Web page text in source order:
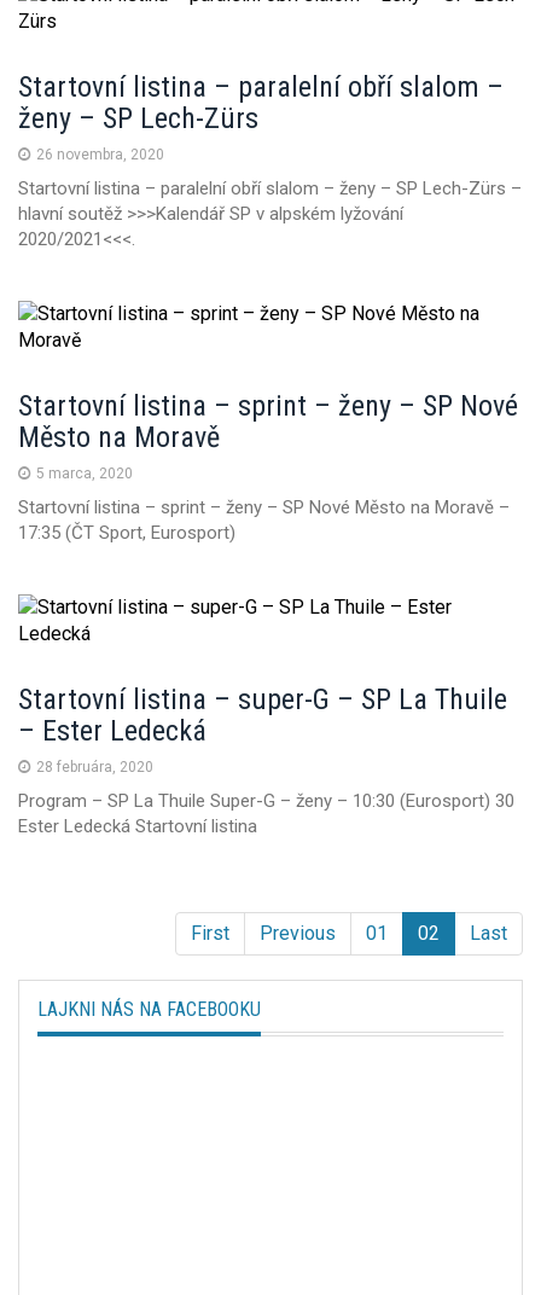
Startovní listina – paralelní obří slalom –
ženy – SP Lech-Zürs
26 novembra, 2020
Startovní listina – paralelní obří slalom – ženy – SP Lech-Zürs –
hlavní soutěž >>>Kalendář SP v alpském lyžování
2020/2021<<<.
Startovní listina – sprint – ženy – SP Nové
Město na Moravě
5 marca, 2020
Startovní listina – sprint – ženy – SP Nové Město na Moravě –
17:35 (ČT Sport, Eurosport)
Startovní listina – super-G – SP La Thuile
– Ester Ledecká
28 februára, 2020
Program – SP La Thuile Super-G – ženy – 10:30 (Eurosport) 30
Ester Ledecká Startovní listina
First Previous 01 02 Last
LAJKNI NÁS NA FACEBOOKU